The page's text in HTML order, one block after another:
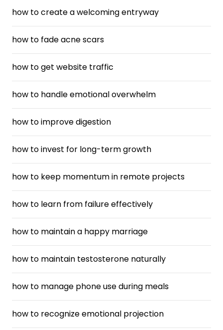
how to create a welcoming entryway
how to fade acne scars
how to get website traffic
how to handle emotional overwhelm
how to improve digestion
how to invest for long-term growth
how to keep momentum in remote projects
how to learn from failure effectively
how to maintain a happy marriage
how to maintain testosterone naturally
how to manage phone use during meals
how to recognize emotional projection